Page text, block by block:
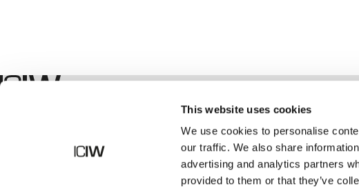
This website uses cookies
We use cookies to personalise
our traffic. We also share
advertising and analytics partners
provided to them or that they’ve